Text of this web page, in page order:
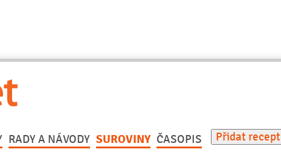
RADY A NÁVODY SUROVINY ČASOPIS Přidat recept